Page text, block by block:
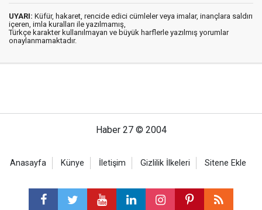
UYARI: Küfür, hakaret, rencide edici cümleler veya imalar, inançlara saldırı
içeren, imla kuralları ile yazılmamış,
Türkçe karakter kullanılmayan ve büyük harflerle yazılmış yorumlar
onaylanmamaktadır.
Haber 27 © 2004
Anasayfa Künye İletişim Gizlilik İlkeleri Sitene Ekle